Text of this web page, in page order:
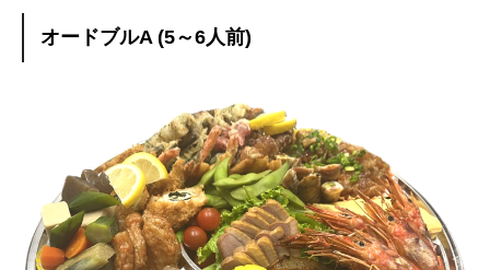
オードブルA (5～6人前)